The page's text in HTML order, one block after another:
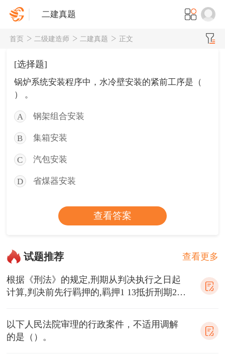
二建真题
首页 二级建造师 二建真题 正文
[选择题]
锅炉系统安装程序中，水冷壁安装的紧前工序是（
） 。
A 钢架组合安装
B 集箱安装
C 汽包安装
D 省煤器安装
查看答案
试题推荐 查看更多
根据《刑法》的规定,刑期从判决执行之日起
计算,判决前先行羁押的,羁押1 13抵折刑期2 1
以下人民法院审理的行政案件，不适用调解
的是（）。